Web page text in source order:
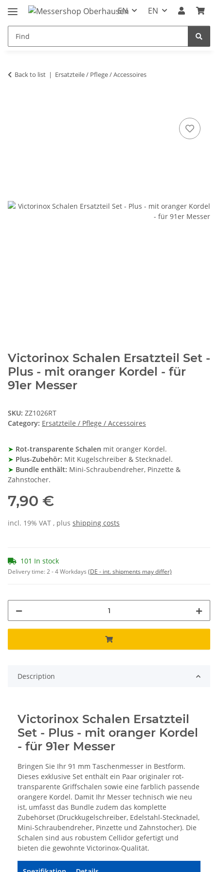
EN EN
Back to list Ersatzteile / Pflege / Accessoires
Victorinox Schalen Ersatzteil Set -
Plus - mit oranger Kordel - für
91er Messer
SKU: ZZ1026RT
Category: Ersatzteile / Pflege / Accessoires
➤ Rot-transparente Schalen mit oranger Kordel.
➤ Plus-Zubehör: Mit Kugelschreiber & Stecknadel.
➤ Bundle enthält: Mini-Schraubendreher, Pinzette &
Zahnstocher.
7,90 €
incl. 19% VAT , plus shipping costs
101 In stock
Delivery time:2 - 4 Workdays (DE - int. shipments may differ)
Description
Victorinox Schalen Ersatzteil
Set - Plus - mit oranger Kordel
- für 91er Messer
Bringen Sie Ihr 91 mm Taschenmesser in Bestform.
Dieses exklusive Set enthält ein Paar originaler rot-
transparente Griffschalen sowie eine farblich passende
orangere Kordel. Damit Ihr Messer technisch wie neu
ist, umfasst das Bundle zudem das komplette
Zubehörset (Druckkugelschreiber, Edelstahl-Stecknadel,
Mini-Schraubendreher, Pinzette und Zahnstocher). Die
Schalen sind aus robustem Cellidor gefertigt und
bieten die gewohnte Victorinox-Qualität.